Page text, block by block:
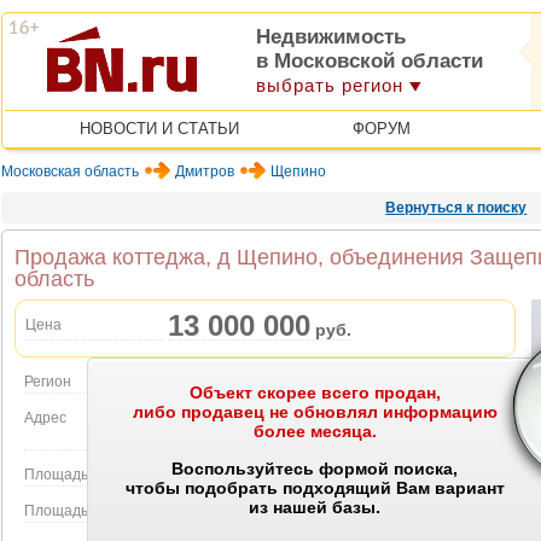
Недвижимость
в Московской области
выбрать регион
НОВОСТИ И СТАТЬИ ФОРУМ
Московская область Дмитров Щепино
Вернуться к поиску
Объект скорее всего продан,
либо продавец не обновлял информацию
более месяца.
Воспользуйтесь формой поиска,
чтобы подобрать подходящий Вам вариант
из нашей базы.
Продажа коттеджа, д Щепино, объединения
область
Цена 13 000 000 руб.
Регион
Адрес
д Щепино, объединения Защепино территория,
Объект на карте
Площадь дома 140.00 м2
Площадь участка